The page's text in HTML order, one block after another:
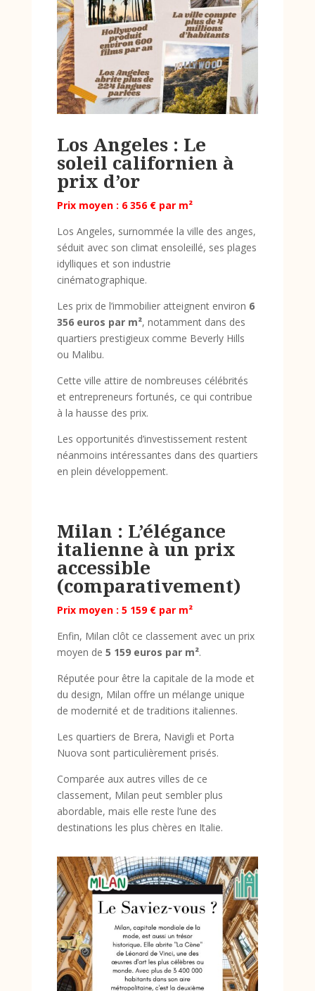
Los Angeles : Le
soleil californien à
prix d’or
Prix moyen : 6 356 € par m²
Los Angeles, surnommée la ville des anges,
séduit avec son climat ensoleillé, ses plages
idylliques et son industrie
cinématographique.
Les prix de l’immobilier atteignent environ 6
356 euros par m², notamment dans des
quartiers prestigieux comme Beverly Hills
ou Malibu.
Cette ville attire de nombreuses célébrités
et entrepreneurs fortunés, ce qui contribue
à la hausse des prix.
Les opportunités d’investissement restent
néanmoins intéressantes dans des quartiers
en plein développement.
Milan : L’élégance
italienne à un prix
accessible
(comparativement)
Prix moyen : 5 159 € par m²
Enfin, Milan clôt ce classement avec un prix
moyen de 5 159 euros par m².
Réputée pour être la capitale de la mode et
du design, Milan offre un mélange unique
de modernité et de traditions italiennes.
Les quartiers de Brera, Navigli et Porta
Nuova sont particulièrement prisés.
Comparée aux autres villes de ce
classement, Milan peut sembler plus
abordable, mais elle reste l’une des
destinations les plus chères en Italie.